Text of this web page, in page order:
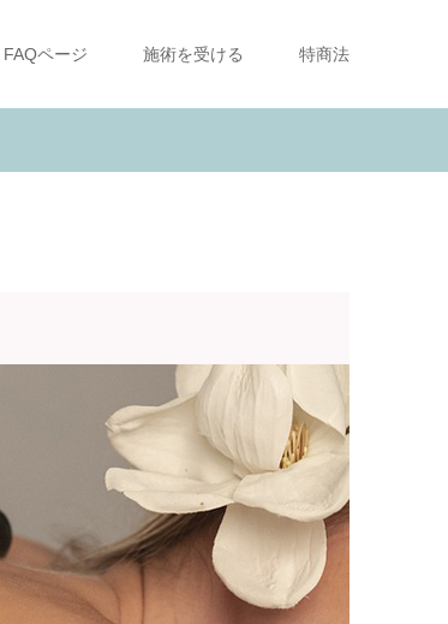
FAQページ 施術を受ける 特商法